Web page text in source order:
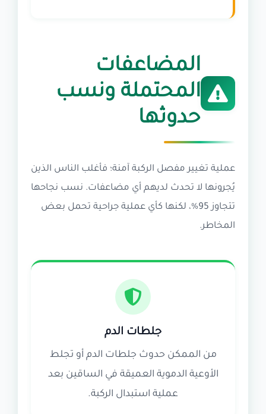
المضاعفات
المحتملة ونسب
حدوثها
عملية تغيير مفصل الركبة آمنة؛ فأغلب الناس الذين
يُجرونها لا تحدث لديهم أي مضاعفات. نسب نجاحها
تتجاوز 95%، لكنها كأي عملية جراحية تحمل بعض
المخاطر.
جلطات الدم
من الممكن حدوث جلطات الدم أو تجلط
الأوعية الدموية العميقة في الساقين بعد
عملية استبدال الركبة.